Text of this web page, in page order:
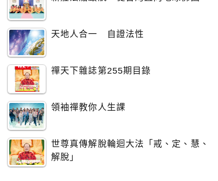
天地人合一 自證法性
禪天下雜誌第255期目錄
領袖禪教你人生課
世尊真傳解脫輪迴大法「戒、定、慧、
解脫」